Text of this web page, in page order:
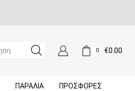
SEARCH
0 €0.00
ΠΑΡΑΛΙΑ ΠΡΟΣΦΟΡΈΣ